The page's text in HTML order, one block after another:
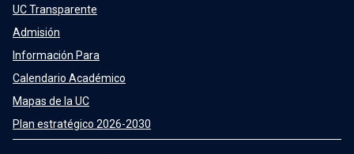
UC Transparente
Admisión
Información Para
Calendario Académico
Mapas de la UC
Plan estratégico 2026-2030